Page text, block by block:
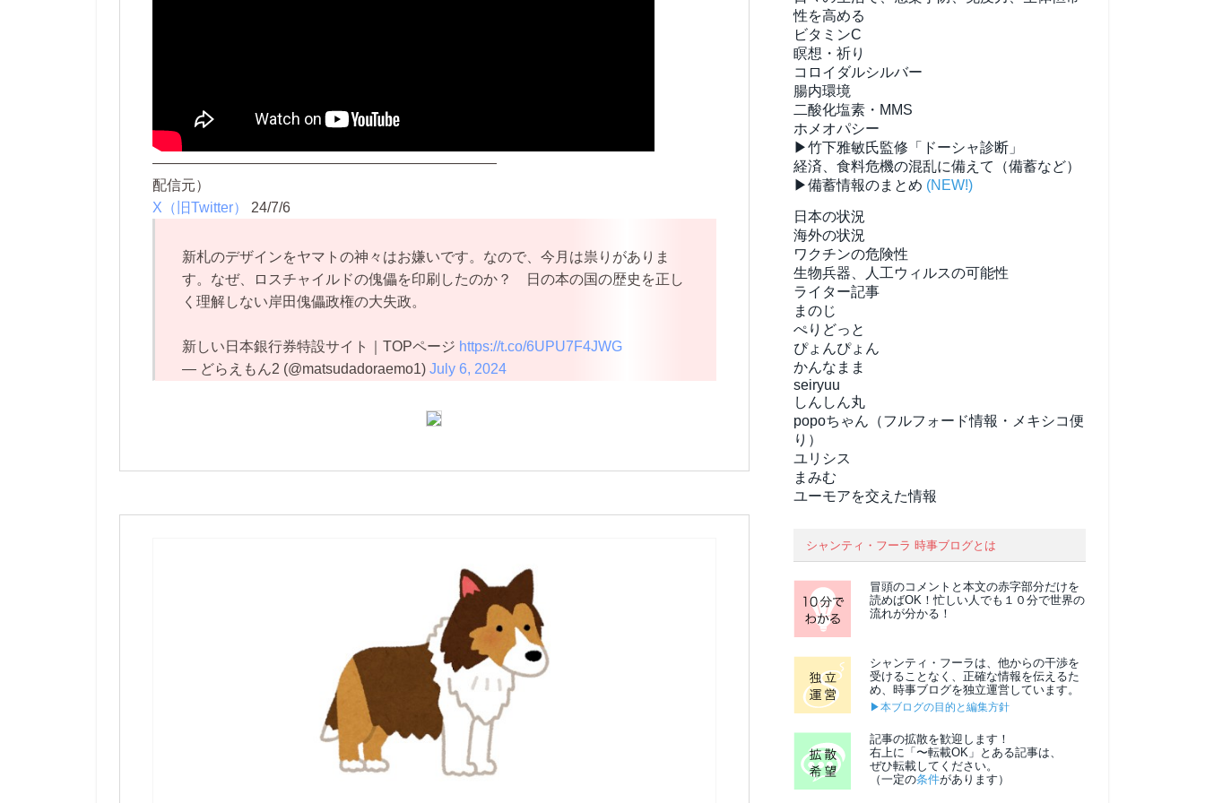
————————————————————————
配信元）
X（旧Twitter）
24/7/6
新札のデザインをヤマトの神々はお嫌いです。なので、今月は祟りがありま
す。なぜ、ロスチャイルドの傀儡を印刷したのか？ 日の本の国の歴史を正し
く理解しない岸田傀儡政権の大失政。
新しい日本銀行券特設サイト｜TOPページ https://t.co/6UPU7F4JWG
— どらえもん2 (@matsudadoraemo1) July 6, 2024
性を高める
ビタミンC
瞑想・祈り
コロイダルシルバー
腸内環境
二酸化塩素・MMS
ホメオパシー
▶竹下雅敏氏監修「ドーシャ診断」
経済、食料危機の混乱に備えて（備蓄など）
▶備蓄情報のまとめ (NEW!)
日本の状況
海外の状況
ワクチンの危険性
生物兵器、人工ウィルスの可能性
ライター記事
まのじ
ぺりどっと
ぴょんぴょん
かんなまま
seiryuu
しんしん丸
popoちゃん（フルフォード情報・メキシコ便
り）
ユリシス
まみむ
ユーモアを交えた情報
シャンティ・フーラ 時事ブログとは
冒頭のコメントと本文の赤字部分だけを
読めばOK！忙しい人でも１０分で世界の
流れが分かる！
シャンティ・フーラは、他からの干渉を
受けることなく、正確な情報を伝えるた
め、時事ブログを独立運営しています。
▶本ブログの目的と編集方針
記事の拡散を歓迎します！
右上に「〜転載OK」とある記事は、
ぜひ転載してください。
（一定の条件があります）